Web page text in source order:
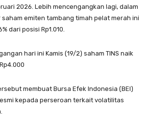
2026. Lebih mencengangkan lagi, dalam
emiten tambang timah pelat merah ini
dari posisi Rp1.010.
hari ini Kamis (19/2) saham TINS naik
membuat Bursa Efek Indonesia (BEI)
kepada perseroan terkait volatilitas